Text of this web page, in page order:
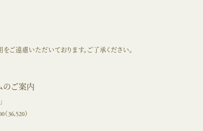
ご遠慮いただいております。ご了承ください。
のご案内
（36,520）